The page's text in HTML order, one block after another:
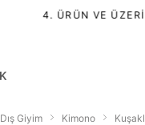
4. ÜRÜN VE ÜZERI
Dış Giyim Kimono